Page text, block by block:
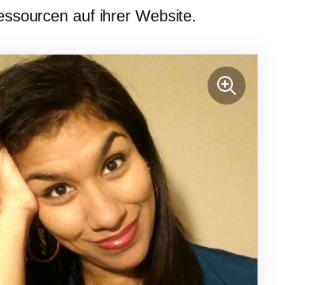
auf ihrer Website.